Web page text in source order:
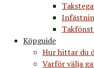
Köpguide
Hur hittar du
Varför välja